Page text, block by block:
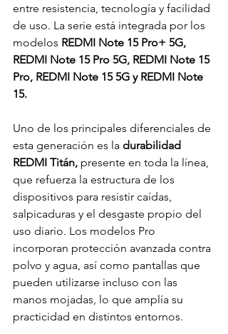
entre resistencia, tecnología y facilidad
de uso. La serie está integrada por los
modelos REDMI Note 15 Pro+ 5G,
REDMI Note 15 Pro 5G, REDMI Note 15
Pro, REDMI Note 15 5G y REDMI Note
15.
Uno de los principales diferenciales de
esta generación es la durabilidad
REDMI Titán, presente en toda la línea,
que refuerza la estructura de los
dispositivos para resistir caídas,
salpicaduras y el desgaste propio del
uso diario. Los modelos Pro
incorporan protección avanzada contra
polvo y agua, así como pantallas que
pueden utilizarse incluso con las
manos mojadas, lo que amplía su
practicidad en distintos entornos.